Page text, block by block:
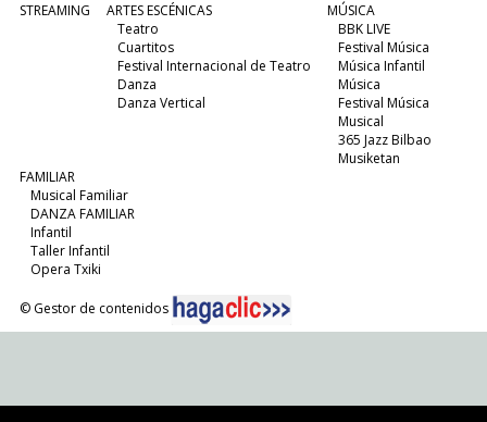
STREAMING
ARTES ESCÉNICAS
Teatro
Cuartitos
Festival Internacional de Teatro
Danza
Danza Vertical
MÚSICA
BBK LIVE
Festival Música
Música Infantil
Música
Festival Música
Musical
365 Jazz Bilbao
Musiketan
FAMILIAR
Musical Familiar
DANZA FAMILIAR
Infantil
Taller Infantil
Opera Txiki
© Gestor de contenidos